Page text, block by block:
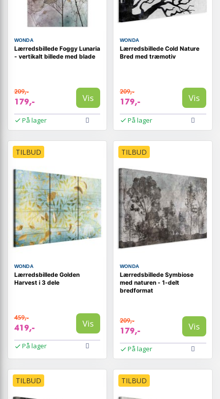
WONDA
Lærredsbillede Foggy Lunaria
- vertikalt billede med blade
209,-
179,- Vis
På lager
WONDA
Lærredsbillede Cold Nature
Bred med træmotiv
209,-
179,- Vis
På lager
TILBUD
WONDA
Lærredsbillede Golden
Harvest i 3 dele
459,-
419,- Vis
På lager
TILBUD
WONDA
Lærredsbillede Symbiose
med naturen - 1-delt
bredformat
209,-
179,- Vis
På lager
TILBUD TILBUD